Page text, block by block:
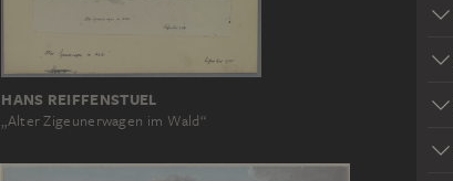
HANS REIFFENSTUEL
„Alter Zigeunerwagen im Wald“